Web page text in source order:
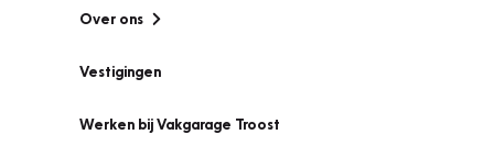
Over ons
Vestigingen
Werken bij Vakgarage Troost